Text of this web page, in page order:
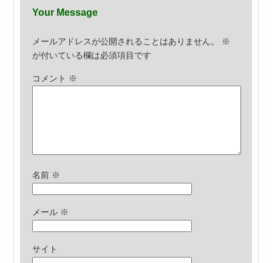
Your Message
メールアドレスが公開されることはありません。
※
が付いている欄は必須項目です
コメント ※
名前 ※
メール ※
サイト